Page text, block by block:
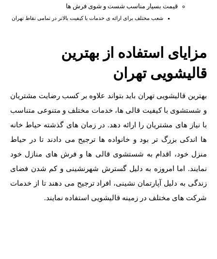
قیمت بسیار مناسب شست و شوی فرش ها
شعب مختلف برای ارائه ی خدمات با کیفیت بالاتر در تمامی نقاط تهران
مزایای استفاده از بهترین
قالیشویی تهران
بهترین قالیشویی تهران باید بتواند علاوه بر کسب رضایت مشتریان
و شستشوی با کیفیت قالی ها، خدمات مختلف و متنوعی متناسب
با نیاز های مشتریان را ارائه دهد. در زمان های گذشته حیاط خانه
ها اندکی بزرگ تر بود و خانواده ها ترجیح می دادند تا در حیاط
منزل خود، اقدام به شستشوی قالی ها و فرش های منازل خود
نمایند. اما امروزه به دلیل گسترش شهرنشینی و کم شدن فضای
زندگی به دلیل آپارتمان نشینی، افراد ترجیح می دهند تا از خدمات
شرکت های مختلف در زمینه قالیشویی استفاده نمایند.